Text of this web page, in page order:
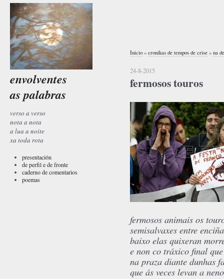
envolventes
as palabras
verso a verso
nota a nota
a lua a noite
xa toda rota
presentación
de perfil e de fronte
caderno de comentarios
poemas
Inicio » cronikas de tempos de crise » na
24-8-2015
fermosos touros
fermosos animais os
semisalvaxes entre
baixo elas quixeran
e non co tráxico final
na praza diante dunhas
que ás veces levan a